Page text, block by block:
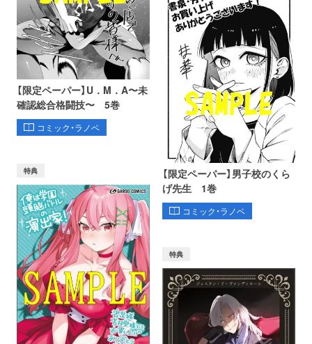
【限定ペーパー】U．M．A〜未
確認総合格闘技〜 5巻
コミック・ラノベ
【限定ペーパー】男子校のくら
げ先生 1巻
コミック・ラノベ
特典
特典